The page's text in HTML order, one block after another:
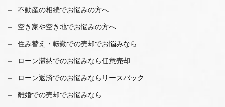
不動産の相続でお悩みの方へ
空き家や空き地でお悩みの方へ
住み替え・転勤での売却でお悩みなら
ローン滞納でのお悩みなら任意売却
ローン返済でのお悩みならリースバック
離婚での売却でお悩みなら